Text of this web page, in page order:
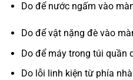
Do để nước ngấm vào
Do để vật nặng đè vào
Do để máy trong túi quần
Do lỗi linh kiện từ phía